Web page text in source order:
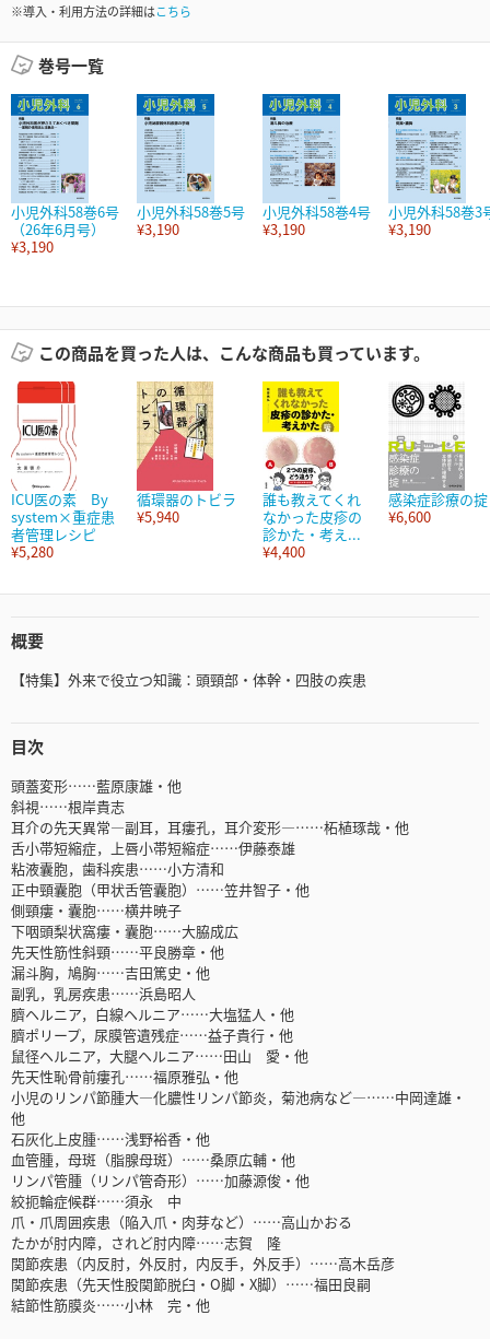
※導入・利用方法の詳細はこちら
巻号一覧
小児外科58巻6号
（26年6月号）
¥3,190
小児外科58巻5号
¥3,190
小児外科58巻4号
¥3,190
小児外科58巻3
¥3,190
この商品を買った人は、こんな商品も買っています。
ICU医の素 By
system×重症患
者管理レシピ
¥5,280
循環器のトビラ
¥5,940
誰も教えてくれ
なかった皮疹の
診かた・考え...
¥4,400
感染症診療の掟
¥6,600
概要
【特集】外来で役立つ知識：頭頸部・体幹・四肢の疾患
目次
頭蓋変形……藍原康雄・他
斜視……根岸貴志
耳介の先天異常―副耳，耳瘻孔，耳介変形―……柘植琢哉・他
舌小帯短縮症，上唇小帯短縮症……伊藤泰雄
粘液囊胞，歯科疾患……小方清和
正中頸囊胞（甲状舌管囊胞）……笠井智子・他
側頸瘻・囊胞……横井暁子
下咽頭梨状窩瘻・囊胞……大脇成広
先天性筋性斜頸……平良勝章・他
漏斗胸，鳩胸……吉田篤史・他
副乳，乳房疾患……浜島昭人
臍ヘルニア，白線ヘルニア……大塩猛人・他
臍ポリープ，尿膜管遺残症……益子貴行・他
鼠径ヘルニア，大腿ヘルニア……田山 愛・他
先天性恥骨前瘻孔……福原雅弘・他
小児のリンパ節腫大―化膿性リンパ節炎，菊池病など―……中岡達雄・
他
石灰化上皮腫……浅野裕香・他
血管腫，母斑（脂腺母斑）……桑原広輔・他
リンパ管腫（リンパ管奇形）……加藤源俊・他
絞扼輪症候群……須永 中
爪・爪周囲疾患（陥入爪・肉芽など）……高山かおる
たかが肘内障，されど肘内障……志賀 隆
関節疾患（内反肘，外反肘，内反手，外反手）……高木岳彦
関節疾患（先天性股関節脱臼・O脚・X脚）……福田良嗣
結節性筋膜炎……小林 完・他